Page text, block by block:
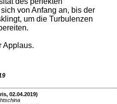
von Anfang an, bis der
um die Turbulenzen
Applaus.
02.04.2019)